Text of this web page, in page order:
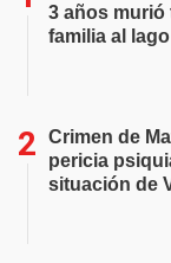
3 años murió
familia al
Crimen de
pericia
situación de